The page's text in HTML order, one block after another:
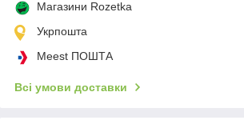
Магазини Rozetka
Укрпошта
Meest ПОШТА
Всі умови доставки